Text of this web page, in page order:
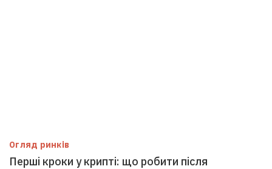
Огляд ринків
Перші кроки у крипті: що робити після